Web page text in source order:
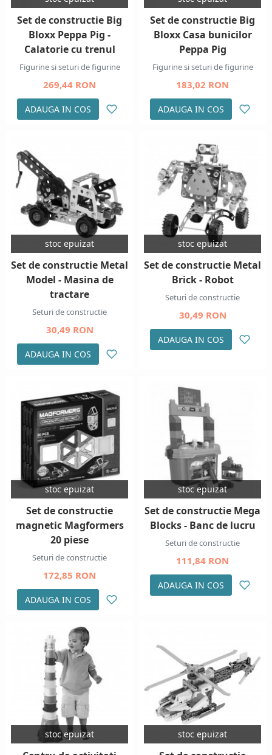
Set de constructie Big
Bloxx Peppa Pig -
Calatorie cu trenul
Figurine si seturi de figurine
269,44 RON
ADAUGA IN COS
Set de constructie Big
Bloxx Casa bunicilor
Peppa Pig
Figurine si seturi de figurine
183,02 RON
ADAUGA IN COS
stoc epuizat
Set de constructie Metal
Model - Masina de
tractare
Seturi de constructie
30,49 RON
ADAUGA IN COS
stoc epuizat
Set de constructie Metal
Brick - Robot
Seturi de constructie
30,49 RON
ADAUGA IN COS
stoc epuizat
Set de constructie
magnetic Magformers
20 piese
Seturi de constructie
172,85 RON
ADAUGA IN COS
stoc epuizat
Set de constructie Mega
Blocks - Banc de lucru
Seturi de constructie
111,84 RON
ADAUGA IN COS
stoc epuizat stoc epuizat